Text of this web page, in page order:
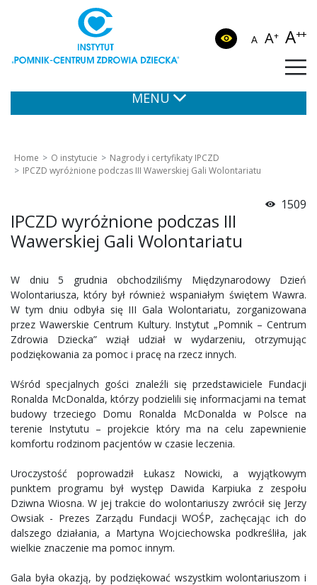
A A+ A++
MENU
Home O instytucie
Nagrody i certyfikaty IPCZD
IPCZD wyróżnione podczas III Wawerskiej Gali Wolontariatu
1509
IPCZD wyróżnione podczas III
Wawerskiej Gali Wolontariatu
W dniu 5 grudnia obchodziliśmy Międzynarodowy Dzień
Wolontariusza, który był również wspaniałym świętem Wawra.
W tym dniu odbyła się III Gala Wolontariatu, zorganizowana
przez Wawerskie Centrum Kultury. Instytut „Pomnik – Centrum
Zdrowia Dziecka” wziął udział w wydarzeniu, otrzymując
podziękowania za pomoc i pracę na rzecz innych.
Wśród specjalnych gości znaleźli się przedstawiciele Fundacji
Ronalda McDonalda, którzy podzielili się informacjami na temat
budowy trzeciego Domu Ronalda McDonalda w Polsce na
terenie Instytutu – projekcie który ma na celu zapewnienie
komfortu rodzinom pacjentów w czasie leczenia.
Uroczystość poprowadził Łukasz Nowicki, a wyjątkowym
punktem programu był występ Dawida Karpiuka z zespołu
Dziwna Wiosna. W jej trakcie do wolontariuszy zwrócił się Jerzy
Owsiak - Prezes Zarządu Fundacji WOŚP, zachęcając ich do
dalszego działania, a Martyna Wojciechowska podkreśliła, jak
wielkie znaczenie ma pomoc innym.
Gala była okazją, by podziękować wszystkim wolontariuszom i